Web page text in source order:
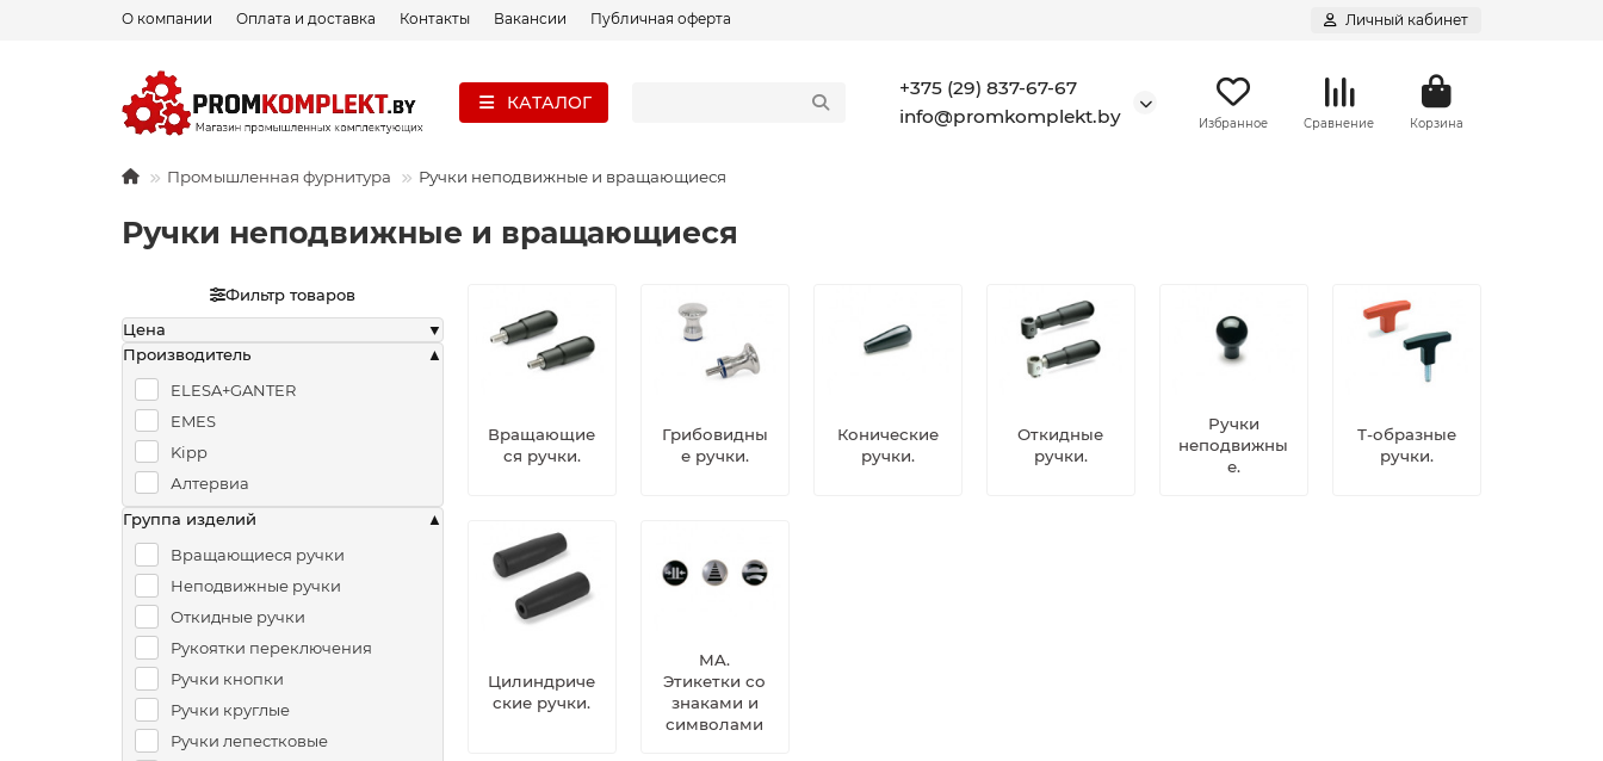
О компании Оплата и доставка Контакты Вакансии Публичная оферта Личный кабинет
КАТАЛОГ
+375 (29) 837-67-67
info@promkomplekt.by
Избранное Сравнение Корзина
Промышленная фурнитура Ручки неподвижные и вращающиеся
Ручки неподвижные и вращающиеся
Фильтр товаров
Цена
Производитель
ELESA+GANTER
EMES
Kipp
Алтервиа
Группа изделий
Вращающиеся ручки
Неподвижные ручки
Откидные ручки
Рукоятки переключения
Ручки кнопки
Ручки круглые
Ручки лепестковые
Вращающие
ся ручки.
Грибовидны
е ручки.
Конические
ручки.
Откидные
ручки.
Ручки
неподвижны
е.
Т-образные
ручки.
Цилиндриче
ские ручки.
MA.
Этикетки со
знаками и
символами